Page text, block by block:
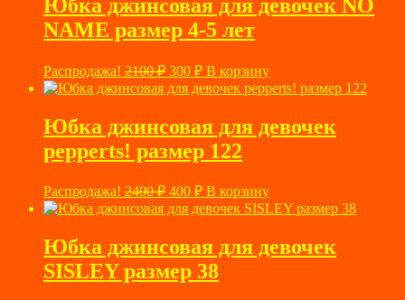
Юбка джинсовая для девочек NO
NAME размер 4-5 лет
Распродажа! 2100₽ Первоначальная
цена
составляла
300 ₽Текущая
цена:
В корзину
Юбка джинсовая для девочек
pepperts! размер 122
Распродажа! 2400₽ Первоначальная
цена
составляла
400 ₽Текущая
цена:
В корзину
Юбка джинсовая для девочек
SISLEY размер 38